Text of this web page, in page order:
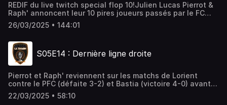
REDIF du live twitch special flop 10!Julien Lucas Pierrot &
Raph' annoncent leur 10 pires joueurs passés par le FC
Lorient! L'occasion de débattre et de se bagarrer!
26/03/2025 • 144:01
S05E14 : Dernière ligne droite
Pierrot et Raph' reviennent sur les matchs de Lorient
contre le PFC (défaite 3-2) et Bastia (victoire 4-0) avant
d'évoquer la suite du calendrier pour nos merlus et la
dynamique de certains joueurs.
22/03/2025 • 58:10